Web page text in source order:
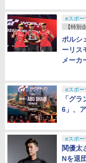
eスポー
【特別
ポルシ
ーリス
メーカ
eスポー
「グ
6」、
eスポー
関優太
Nを退団